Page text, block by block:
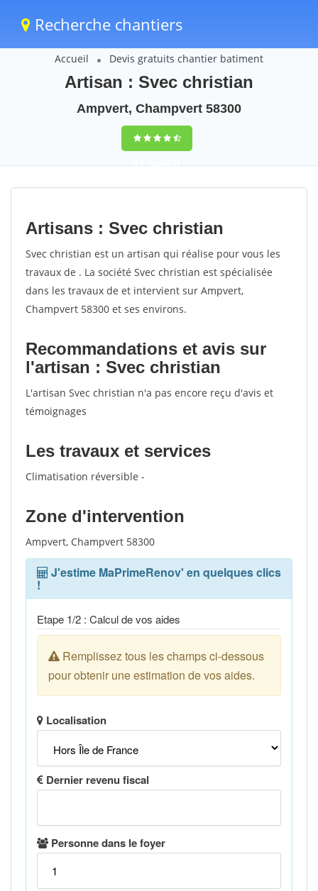
Recherche chantiers
Accueil Devis gratuits chantier batiment
Artisan : Svec christian
Ampvert, Champvert 58300
9,5(100%)34
votes
Artisans : Svec christian
Svec christian est un artisan qui réalise pour vous les
travaux de . La société Svec christian est spécialisée
dans les travaux de et intervient sur Ampvert,
Champvert 58300 et ses environs.
Recommandations et avis sur
l'artisan : Svec christian
L'artisan Svec christian n'a pas encore reçu d'avis et
témoignages
Les travaux et services
Climatisation réversible -
Zone d'intervention
Ampvert, Champvert 58300